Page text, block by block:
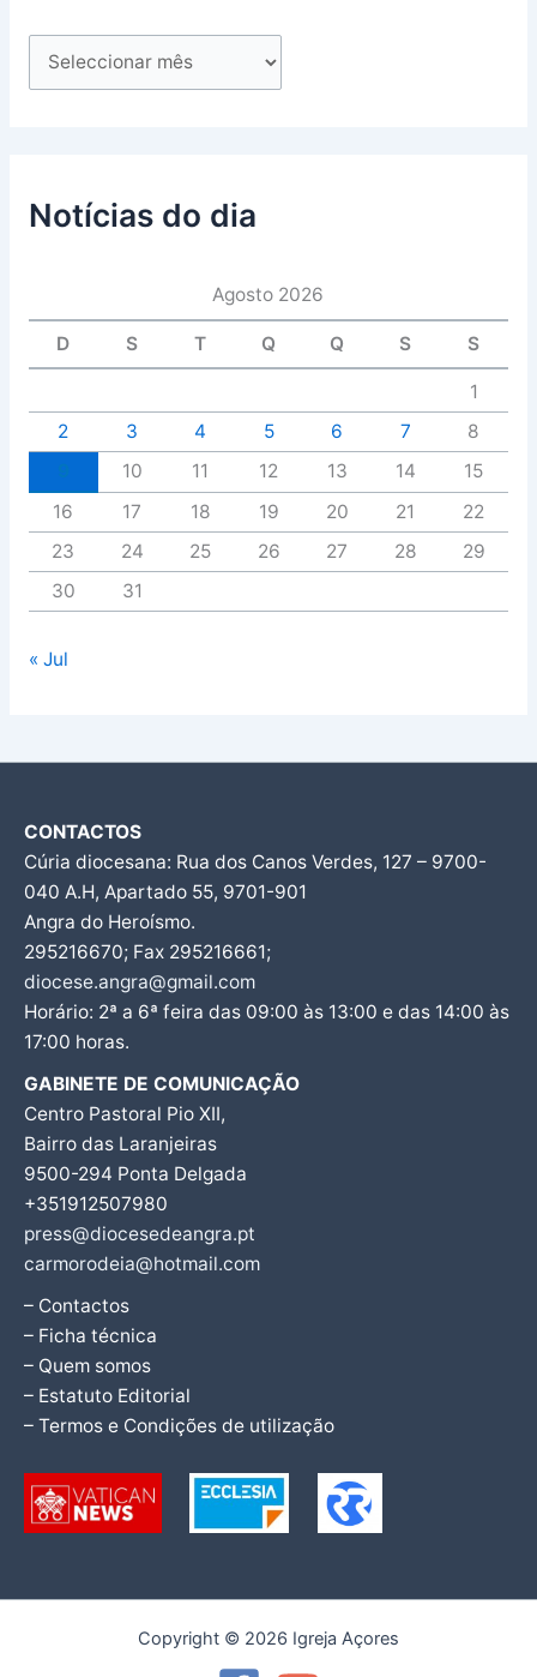
Notícias do dia
Agosto 2026
D S T Q Q S S
1
2
3 4 5 6 7
8
10 11 12 13 14
15
16
17 18 19 20 21
22
23
24 25 26 27 28
29
30
31
« Jul
CONTACTOS
Cúria diocesana: Rua dos Canos Verdes, 127 – 9700-
040 A.H, Apartado 55, 9701-901
Angra do Heroísmo.
295216670; Fax 295216661;
diocese.angra@gmail.com
Horário: 2ª a 6ª feira das 09:00 às 13:00 e das 14:00 às
17:00 horas.
GABINETE DE COMUNICAÇÃO
Centro Pastoral Pio XII,
Bairro das Laranjeiras
9500-294 Ponta Delgada
+351912507980
press@diocesedeangra.pt
carmorodeia@hotmail.com
– Contactos
– Ficha técnica
– Quem somos
– Estatuto Editorial
– Termos e Condições de utilização
Copyright © 2026 Igreja Açores